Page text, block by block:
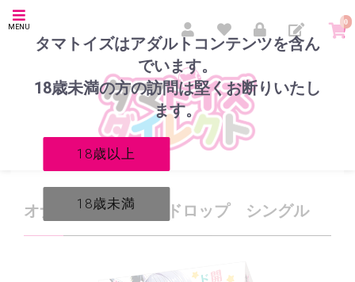
タマトイズはアダルトコンテンツを含ん
でいます。
18歳未満の方の訪問は堅くお断りいたし
ます。
18歳以上
18歳未満
MENU
0
オナホールランダムドロップ シングル